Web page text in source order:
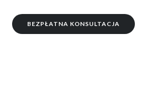
BEZPŁATNA KONSULTACJA